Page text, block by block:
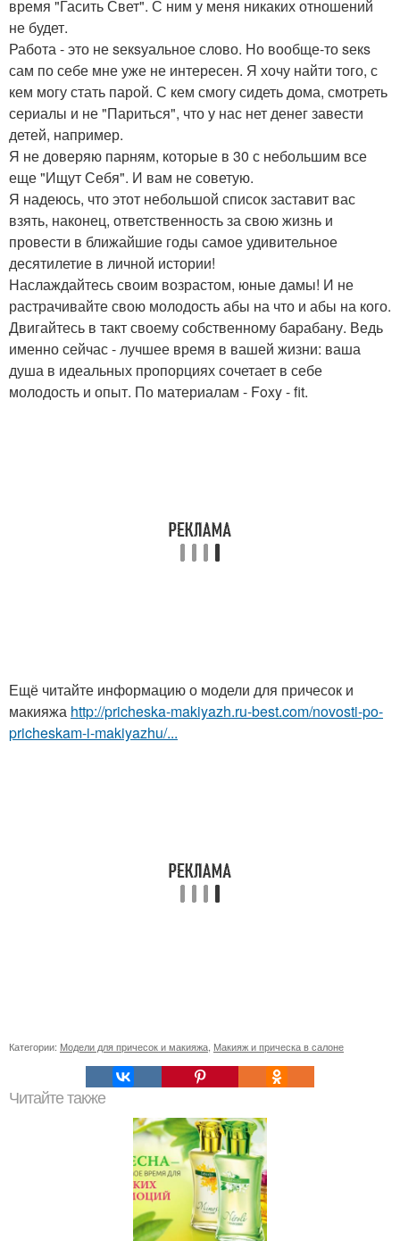
время "Гасить Свет". С ним у меня никаких отношений
не будет.
Работа - это не sекsуальное слово. Но вообще-то sекs
сам по себе мне уже не интересен. Я хочу найти того, с
кем могу стать парой. С кем смогу сидеть дома, смотреть
сериалы и не "Париться", что у нас нет денег завести
детей, например.
Я не доверяю парням, которые в 30 с небольшим все
еще "Ищут Себя". И вам не советую.
Я надеюсь, что этот небольшой список заставит вас
взять, наконец, ответственность за свою жизнь и
провести в ближайшие годы самое удивительное
десятилетие в личной истории!
Наслаждайтесь своим возрастом, юные дамы! И не
растрачивайте свою молодость абы на что и абы на кого.
Двигайтесь в такт своему собственному барабану. Ведь
именно сейчас - лучшее время в вашей жизни: ваша
душа в идеальных пропорциях сочетает в себе
молодость и опыт. По материалам - Foxy - fit.
Ещё читайте информацию о модели для причесок и
макияжа http://pricheska-makiyazh.ru-best.com/novosti-po-
pricheskam-i-makiyazhu/...
Категории: Модели для причесок и макияжа, Макияж и прическа в салоне
Читайте также